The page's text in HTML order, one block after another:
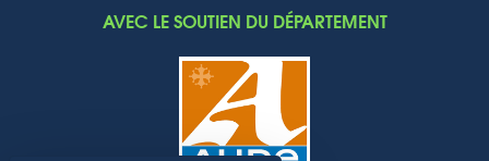
AVEC LE SOUTIEN DU DÉPARTEMENT